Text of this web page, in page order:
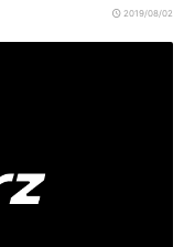
2019/08/02